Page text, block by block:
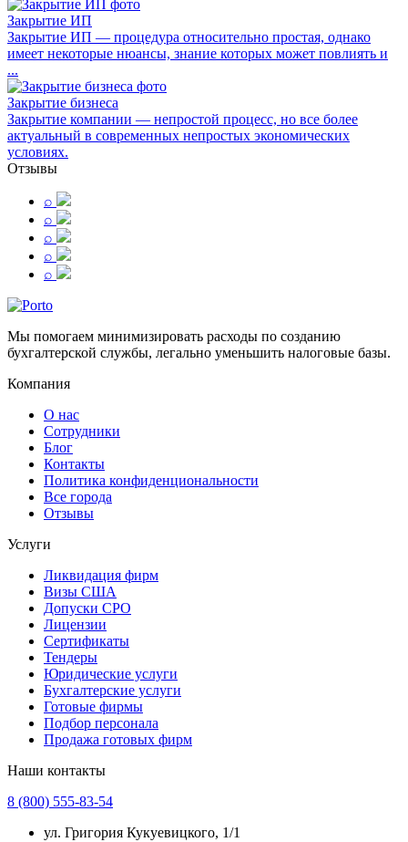
Закрытие ИП
Закрытие ИП — процедура относительно простая, однако
имеет некоторые нюансы, знание которых может повлиять и
...
Закрытие бизнеса
Закрытие компании — непростой процесс, но все более
актуальный в современных непростых экономических
условиях.
Отзывы
⌕
⌕
⌕
⌕
⌕
Мы помогаем минимизировать расходы по созданию
бухгалтерской службы, легально уменьшить налоговые базы.
Компания
О нас
Сотрудники
Блог
Контакты
Политика конфиденциональности
Все города
Отзывы
Услуги
Ликвидация фирм
Визы США
Допуски СРО
Лицензии
Сертификаты
Тендеры
Юридические услуги
Бухгалтерские услуги
Готовые фирмы
Подбор персонала
Продажа готовых фирм
Наши контакты
8 (800) 555-83-54
ул. Григория Кукуевицкого, 1/1